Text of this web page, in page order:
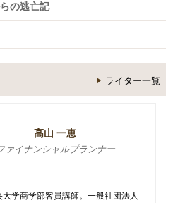
の逃亡記
ライター一覧
高山 一恵
ァイナンシャルプランナー
学商学部客員講師。一般社団法人